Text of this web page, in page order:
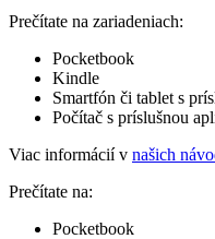
Prečítate na zariadeniach:
Pocketbook
Kindle
Smartfón či tablet s
Počítač s príslušnou
Viac informácií v našich
Prečítate na:
Pocketbook